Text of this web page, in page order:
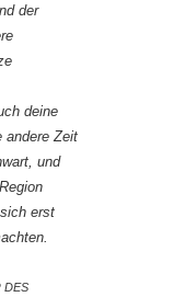
der
deine
andere Zeit
und
erst
DES